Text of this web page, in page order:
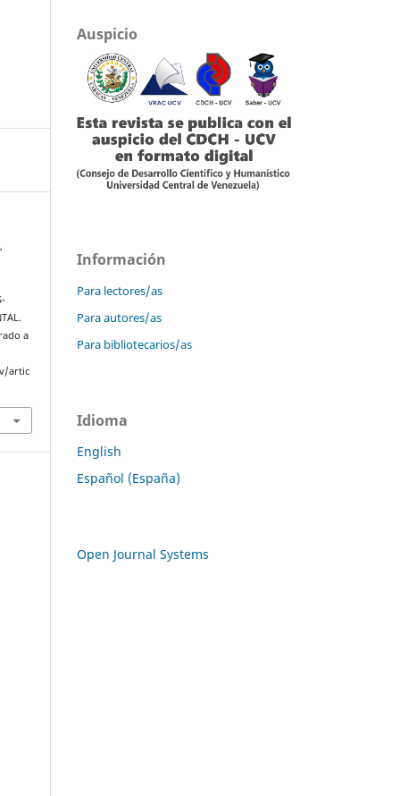
a
artic
Auspicio
Información
Para lectores/as
Para autores/as
Para bibliotecarios/as
Idioma
English
Español (España)
Open Journal Systems